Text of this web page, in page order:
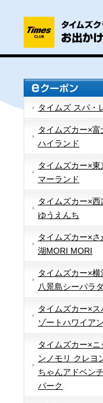
タイムズ スパ・
タイムズカー×富
ハイランド
タイムズカー×東
マーランド
タイムズカー×西
ゆうえんち
タイムズカー×さ
湖MORI MORI
タイムズカー×横
八景島シーパラ
タイムズカー×ス
ゾートハワイア
タイムズカー×ニ
ンノモリ クレヨ
ちゃんアドベン
パーク